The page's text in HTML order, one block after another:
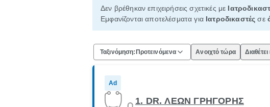
Δεν βρέθηκαν επιχειρήσεις σχετικές με
Εμφανίζονται αποτελέσματα για Ιατροδικαστές σε
Ταξινόμηση: Προτεινόμενα Ανοιχτό τώρα
Ad
1. DR. ΛΕΩΝ ΓΡΗΓΟΡHΣ